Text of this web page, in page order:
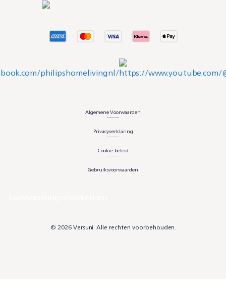
Algemene Voorwaarden
Privacyverklaring
Cookie-beleid
Gebruiksvoorwaarden
© 2026 Versuni. Alle rechten voorbehouden.